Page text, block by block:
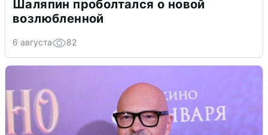
Шаляпин проболтался о новой
возлюбленной
6 августа 82